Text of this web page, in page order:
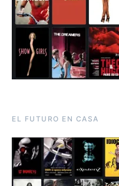
EL FUTURO EN CASA